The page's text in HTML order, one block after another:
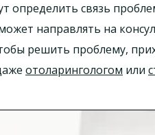
определить связь
направлять на
решить проблему,
отоларингологом или